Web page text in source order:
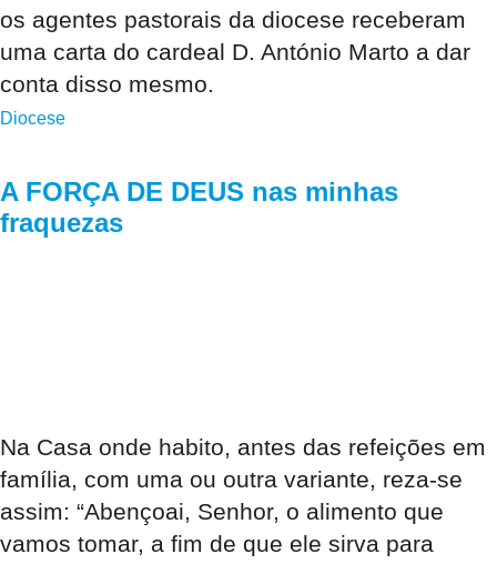
os agentes pastorais da diocese receberam
uma carta do cardeal D. António Marto a dar
conta disso mesmo.
Diocese
A FORÇA DE DEUS nas minhas
fraquezas
Na Casa onde habito, antes das refeições em
família, com uma ou outra variante, reza-se
assim: “Abençoai, Senhor, o alimento que
vamos tomar, a fim de que ele sirva para